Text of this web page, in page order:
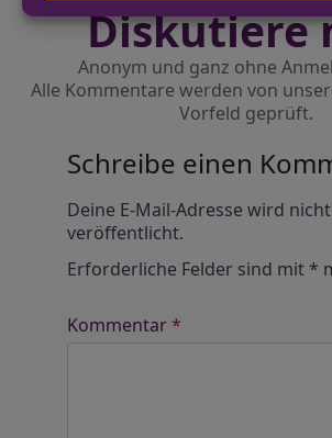
Diskutiere
Anonym und ganz ohne
Alle Kommentare werden von
Vorfeld geprüft.
Schreibe einen
Deine E-Mail-Adresse wird nicht
veröffentlicht.
Erforderliche Felder sind mit *
Kommentar*